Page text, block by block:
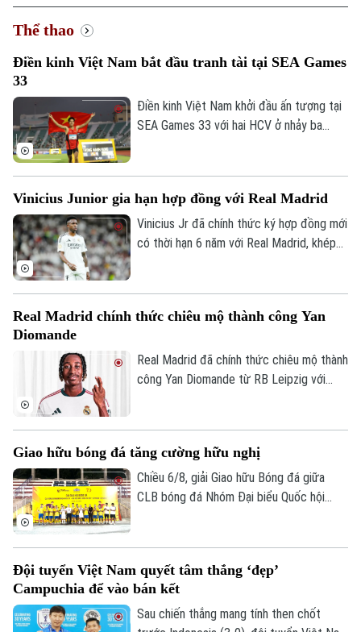
Thể thao
Điền kinh Việt Nam bắt đầu tranh tài tại SEA Games
33
Điền kinh Việt Nam khởi đầu ấn tượng tại
SEA Games 33 với hai HCV ở nhảy ba
Vinicius Junior gia hạn hợp đồng với Real Madrid
Vinicius Jr đã chính thức ký hợp đồng mới
có thời hạn 6 năm với Real Madrid, khép
Real Madrid chính thức chiêu mộ thành công Yan
Diomande
Real Madrid đã chính thức chiêu mộ thành
công Yan Diomande từ RB Leipzig với
triệu euro phụ phí tùy theo thành tích.
Giao hữu bóng đá tăng cường hữu nghị
Chiều 6/8, giải Giao hữu Bóng đá giữa
CLB bóng đá Nhóm Đại biểu Quốc hội
hữu nghị.
Đội tuyển Việt Nam quyết tâm thắng ‘đẹp’
Campuchia để vào bán kết
Sau chiến thắng mang tính then chốt